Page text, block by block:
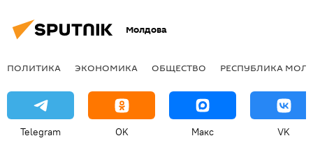
Молдова
ПОЛИТИКА ЭКОНОМИКА ОБЩЕСТВО РЕСПУБЛИКА
Telegram OK Макс VK